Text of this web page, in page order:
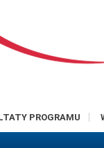
PROGRAMU